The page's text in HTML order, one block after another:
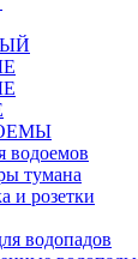
водоемов
тумана
и розетки
водопадов